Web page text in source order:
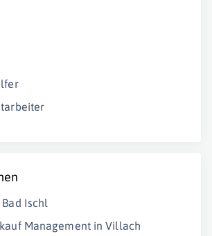
Ischl
Management in Villach